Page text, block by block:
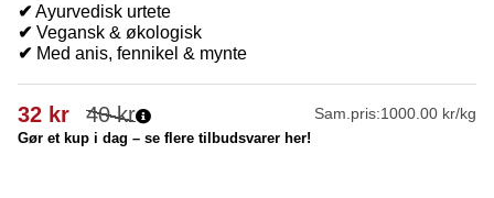
✔ Ayurvedisk urtete
✔ Vegansk & økologisk
✔ Med anis, fennikel & mynte
40kr
32 kr Sam.pris:1000.00 kr/kg
Gør et kup i dag – se flere tilbudsvarer her!